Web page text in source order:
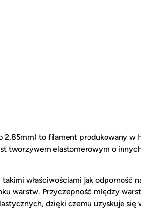
2,85mm) to filament produkowany w
tworzywem elastomerowym o
właściwościami jak odporność
warstw. Przyczepność między
dzięki czemu uzyskuje się